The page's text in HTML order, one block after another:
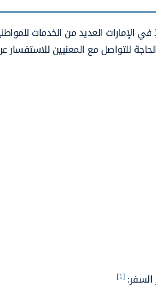
الإمارات العديد من الخدمات
للتواصل مع المعنيين للاستفسار
السفر:[1]